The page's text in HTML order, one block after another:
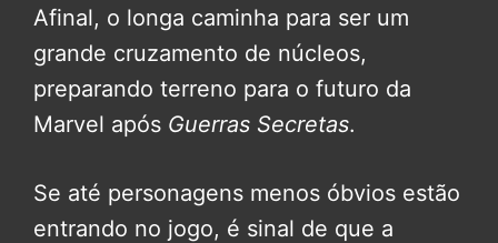
Afinal, o longa caminha para ser um
grande cruzamento de núcleos,
preparando terreno para o futuro da
Marvel após Guerras Secretas.
Se até personagens menos óbvios estão
entrando no jogo, é sinal de que a